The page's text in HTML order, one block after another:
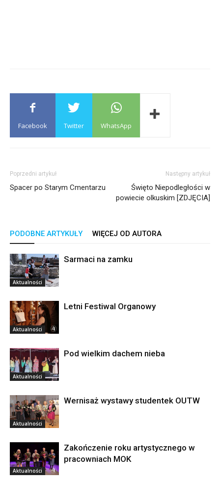
Facebook Twitter WhatsApp
Poprzedni artykuł
Spacer po Starym Cmentarzu
Następny artykuł
Święto Niepodległości w
powiecie olkuskim [ZDJĘCIA]
PODOBNE ARTYKUŁY WIĘCEJ OD AUTORA
Aktualności
Sarmaci na zamku
Aktualności
Letni Festiwal Organowy
Aktualności
Pod wielkim dachem nieba
Aktualności
Wernisaż wystawy studentek OUTW
Aktualności
Zakończenie roku artystycznego w
pracowniach MOK